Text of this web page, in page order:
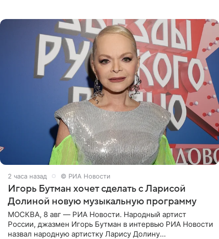
2 часа назад © РИА Новости
Игорь Бутман хочет сделать с Ларисой
Долиной новую музыкальную программу
МОСКВА, 8 авг — РИА Новости. Народный артист
России, джазмен Игорь Бутман в интервью РИА Новости
назвал народную артистку Ларису Долину